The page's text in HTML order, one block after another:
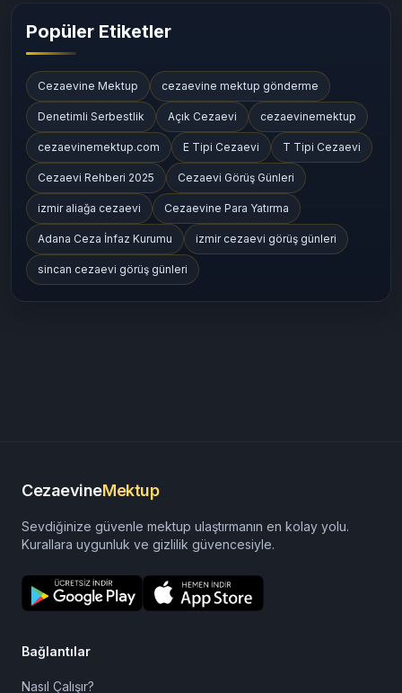
Popüler Etiketler
Cezaevine Mektup cezaevine mektup gönderme
Denetimli Serbestlik Açık Cezaevi cezaevinemektup
cezaevinemektup.com E Tipi Cezaevi T Tipi Cezaevi
Cezaevi Rehberi 2025 Cezaevi Görüş Günleri
izmir aliağa cezaevi Cezaevine Para Yatırma
Adana Ceza İnfaz Kurumu izmir cezaevi görüş günleri
sincan cezaevi görüş günleri
CezaevineMektup
Sevdiğinize güvenle mektup ulaştırmanın en kolay yolu.
Kurallara uygunluk ve gizlilik güvencesiyle.
Bağlantılar
Nasıl Çalışır?